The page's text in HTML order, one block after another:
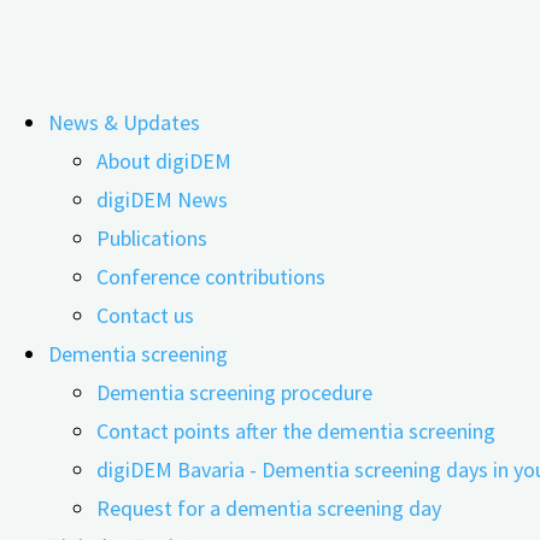
to
content
News & Updates
About digiDEM
digiDEM News
Publications
Conference contributions
Contact us
Dementia screening
Dementia screening procedure
Contact points after the dementia screening
digiDEM Bavaria - Dementia screening days in
Request for a dementia screening day
Unterschiede in der Bewertung
Unterstützungsleistungen
und professionellen
06.10.202117.07.2023
Pflegebedürftigkeit der MmD im Verlauf der
Pflegesituation gezielt entlasten
. Damit eine gezielte
Angebote essenziell.
Fragestellung:Ziel dieser Untersuchung ist es, eine